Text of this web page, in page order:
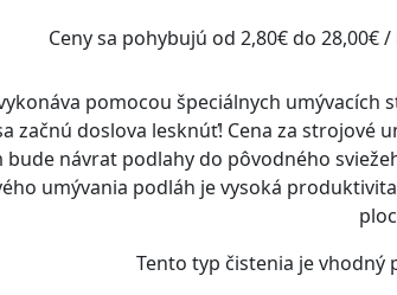
Ceny sa pohybujú od 2,80€ do 28,00€
pomocou špeciálnych
začnú doslova lesknúť! Cena za
bude návrat podlahy do pôvodného
umývania podláh je vysoká
Tento typ čistenia je